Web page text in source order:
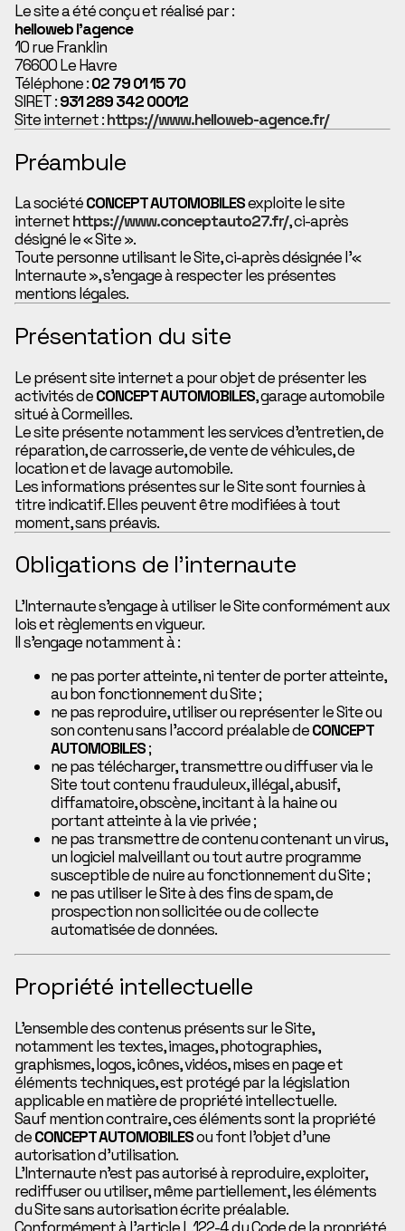
Le site a été conçu et réalisé par :
helloweb l’agence
10 rue Franklin
76600 Le Havre
Téléphone :02 79 01 15 70
SIRET :931 289 342 00012
Site internet :https://www.helloweb-agence.fr/
Préambule
La sociétéCONCEPT AUTOMOBILESexploite le site
internethttps://www.conceptauto27.fr/, ci-après
désigné le « Site ».
Toute personne utilisant le Site, ci-après désignée l’«
Internaute », s’engage à respecter les présentes
mentions légales.
Présentation du site
Le présent site internet a pour objet de présenter les
activités deCONCEPT AUTOMOBILES, garage automobile
situé à Cormeilles.
Le site présente notamment les services d’entretien, de
réparation, de carrosserie, de vente de véhicules, de
location et de lavage automobile.
Les informations présentes sur le Site sont fournies à
titre indicatif. Elles peuvent être modifiées à tout
moment, sans préavis.
Obligations de l’internaute
L’Internaute s’engage à utiliser le Site conformément aux
lois et règlements en vigueur.
Il s’engage notamment à :
ne pas porter atteinte, ni tenter de porter atteinte,
au bon fonctionnement du Site ;
ne pas reproduire, utiliser ou représenter le Site ou
son contenu sans l’accord préalable deCONCEPT
AUTOMOBILES;
ne pas télécharger, transmettre ou diffuser via le
Site tout contenu frauduleux, illégal, abusif,
diffamatoire, obscène, incitant à la haine ou
portant atteinte à la vie privée ;
ne pas transmettre de contenu contenant un virus,
un logiciel malveillant ou tout autre programme
susceptible de nuire au fonctionnement du Site ;
ne pas utiliser le Site à des fins de spam, de
prospection non sollicitée ou de collecte
automatisée de données.
Propriété intellectuelle
L’ensemble des contenus présents sur le Site,
notamment les textes, images, photographies,
graphismes, logos, icônes, vidéos, mises en page et
éléments techniques, est protégé par la législation
applicable en matière de propriété intellectuelle.
Sauf mention contraire, ces éléments sont la propriété
deCONCEPT AUTOMOBILESou font l’objet d’une
autorisation d’utilisation.
L’Internaute n’est pas autorisé à reproduire, exploiter,
rediffuser ou utiliser, même partiellement, les éléments
du Site sans autorisation écrite préalable.